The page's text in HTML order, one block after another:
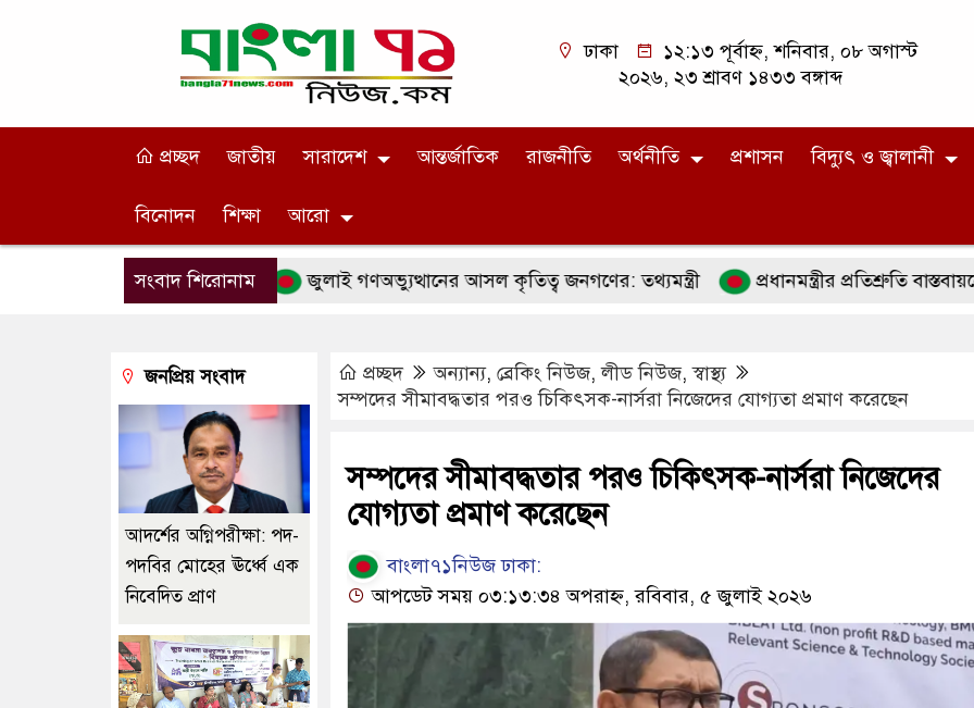
ঢাকা
১২:১৩ পূর্বাহ্ন, শনিবার, ০৮ অগাস্ট
২০২৬, ২৩ শ্রাবণ ১৪৩৩ বঙ্গাব্দ
প্রচ্ছদ জাতীয় সারাদেশ আন্তর্জাতিক রাজনীতি অর্থনীতি প্রশাসন বিদ্যুৎ ও জ্বালানী
বিনোদন শিক্ষা আরো
সংবাদ শিরোনাম
ভারপ্রাপ্ত রাষ্ট্রপতি জুলাই গণঅভ্যুত্থানের আসল কৃতিত্ব জনগণের: তথ্যমন্ত্রী প্রধানমন্ত্রীর প্রতিশ্রুতি বাস্তবায়নে কাজ
প্রচ্ছদ অন্যান্য, ব্রেকিং নিউজ,লীড নিউজ,স্বাস্থ্য
সম্পদের সীমাবদ্ধতার পরও চিকিৎসক-নার্সরা নিজেদের যোগ্যতা প্রমাণ করেছেন
সম্পদের সীমাবদ্ধতার পরও চিকিৎসক-নার্সরা নিজেদের
যোগ্যতা প্রমাণ করেছেন
বাংলা৭১নিউজ ঢাকা:
আপডেট সময় ০৩:১৩:৩৪ অপরাহ্ন, রবিবার, ৫ জুলাই ২০২৬
জনপ্রিয় সংবাদ
আদর্শের অগ্নিপরীক্ষা: পদ-
পদবির মোহের ঊর্ধ্বে এক
নিবেদিত প্রাণ